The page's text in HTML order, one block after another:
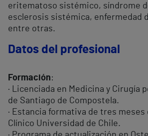
eritematoso sistémico, síndrome
esclerosis sistémica, enfermedad
entre otras.
Datos del profesional
Formación:
· Licenciada en Medicina y Cirugía
de Santiago de Compostela.
· Estancia formativa de tres meses
Clínico Universidad de Chile.